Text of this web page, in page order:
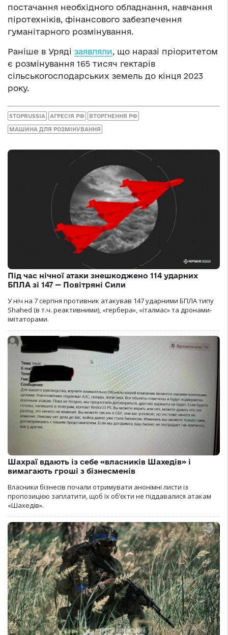
постачання необхідного обладнання, навчання
піротехніків, фінансового забезпечення
гуманітарного розмінування.
Раніше в Уряді заявляли, що наразі пріоритетом
є розмінування 165 тисяч гектарів
сільськогосподарських земель до кінця 2023
року.
STOPRUSSIA АГРЕСІЯ РФ ВТОРГНЕННЯ РФ
МАШИНА ДЛЯ РОЗМІНУВАННЯ
Під час нічної атаки знешкоджено 114 ударних
БПЛА зі 147 — Повітряні Сили
У ніч на 7 серпня противник атакував 147 ударними БПЛА типу
Shahed (в т.ч. реактивними), «гербера», «італмас» та дронами-
імітаторами.
Шахраї вдають із себе «власників Шахедів» і
вимагають гроші з бізнесменів
Власники бізнесів почали отримувати анонімні листи із
пропозицією заплатити, щоб їх об’єкти не піддавалися атакам
«Шахедів».